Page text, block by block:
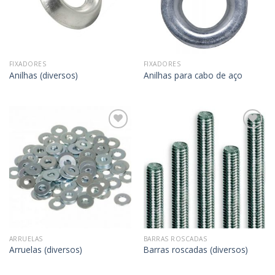
FIXADORES
Anilhas (diversos)
FIXADORES
Anilhas para cabo de aço
Adicionar
aos
meus
desejos
ARRUELAS
Arruelas (diversos)
Adicionar
aos
meus
desejos
BARRAS ROSCADAS
Barras roscadas (diversos)